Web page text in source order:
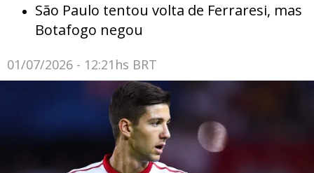
São Paulo tentou volta de Ferraresi, mas
Botafogo negou
01/07/2026 - 12:21hs BRT